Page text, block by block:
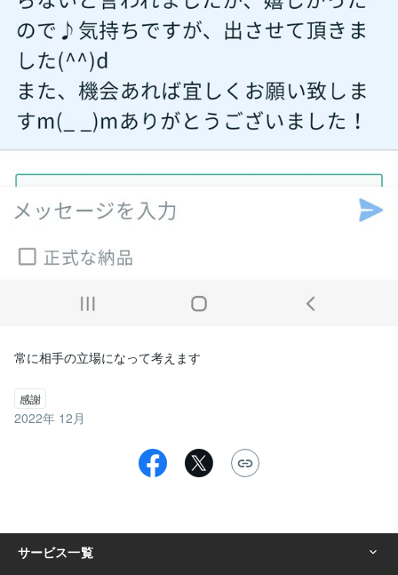
常に相手の立場になって考えます
感謝
2022年 12月